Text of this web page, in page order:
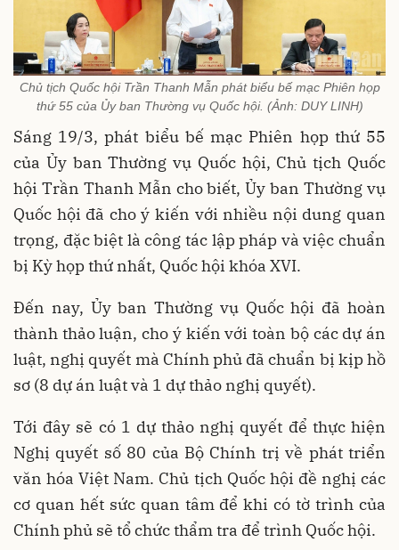
Chủ tịch Quốc hội Trần Thanh Mẫn phát biểu bế mạc Phiên họp
thứ 55 của Ủy ban Thường vụ Quốc hội. (Ảnh: DUY LINH)
Sáng 19/3, phát biểu bế mạc Phiên họp thứ 55
của Ủy ban Thường vụ Quốc hội, Chủ tịch Quốc
hội Trần Thanh Mẫn cho biết, Ủy ban Thường vụ
Quốc hội đã cho ý kiến với nhiều nội dung quan
trọng, đặc biệt là công tác lập pháp và việc chuẩn
bị Kỳ họp thứ nhất, Quốc hội khóa XVI.
Đến nay, Ủy ban Thường vụ Quốc hội đã hoàn
thành thảo luận, cho ý kiến với toàn bộ các dự án
luật, nghị quyết mà Chính phủ đã chuẩn bị kịp hồ
sơ (8 dự án luật và 1 dự thảo nghị quyết).
Tới đây sẽ có 1 dự thảo nghị quyết để thực hiện
Nghị quyết số 80 của Bộ Chính trị về phát triển
văn hóa Việt Nam. Chủ tịch Quốc hội đề nghị các
cơ quan hết sức quan tâm để khi có tờ trình của
Chính phủ sẽ tổ chức thẩm tra để trình Quốc hội.